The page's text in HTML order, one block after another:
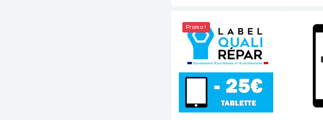
Promo !